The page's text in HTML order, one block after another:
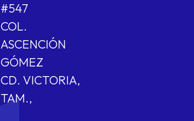
#547
COL.
ASCENCIÓN
GÓMEZ
CD. VICTORIA,
TAM.,